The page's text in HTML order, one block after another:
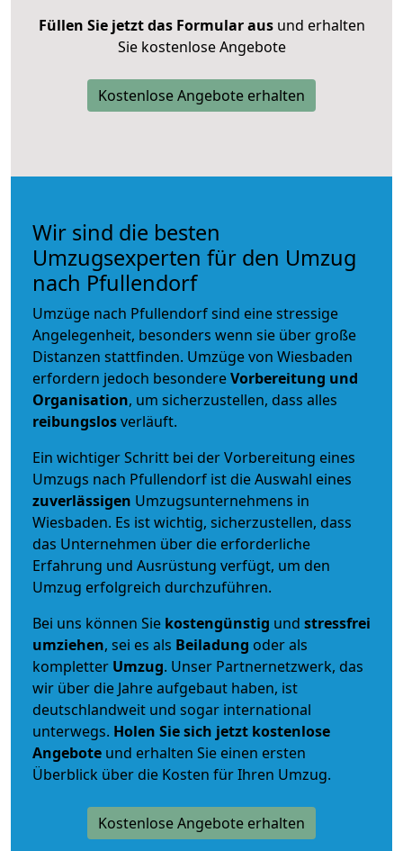
Füllen Sie jetzt das Formular ausund erhalten
Sie kostenlose Angebote
Kostenlose Angebote erhalten
Wir sind die besten
Umzugsexperten für den Umzug
nach Pfullendorf
Umzüge nach Pfullendorf sind eine stressige
Angelegenheit, besonders wenn sie über große
Distanzen stattfinden. Umzüge von Wiesbaden
erfordern jedoch besondereVorbereitung und
Organisation, um sicherzustellen, dass alles
reibungslosverläuft.
Ein wichtiger Schritt bei der Vorbereitung eines
Umzugs nach Pfullendorf ist die Auswahl eines
zuverlässigen Umzugsunternehmens in
Wiesbaden. Es ist wichtig, sicherzustellen, dass
das Unternehmen über die erforderliche
Erfahrung und Ausrüstung verfügt, um den
Umzug erfolgreich durchzuführen.
Bei uns können Sie kostengünstig und stressfrei
umziehen, sei es als Beiladung oder als
kompletter Umzug. Unser Partnernetzwerk, das
wir über die Jahre aufgebaut haben, ist
deutschlandweit und sogar international
unterwegs. Holen Sie sich jetzt kostenlose
Angebote und erhalten Sie einen ersten
Überblick über die Kosten für Ihren Umzug.
Kostenlose Angebote erhalten